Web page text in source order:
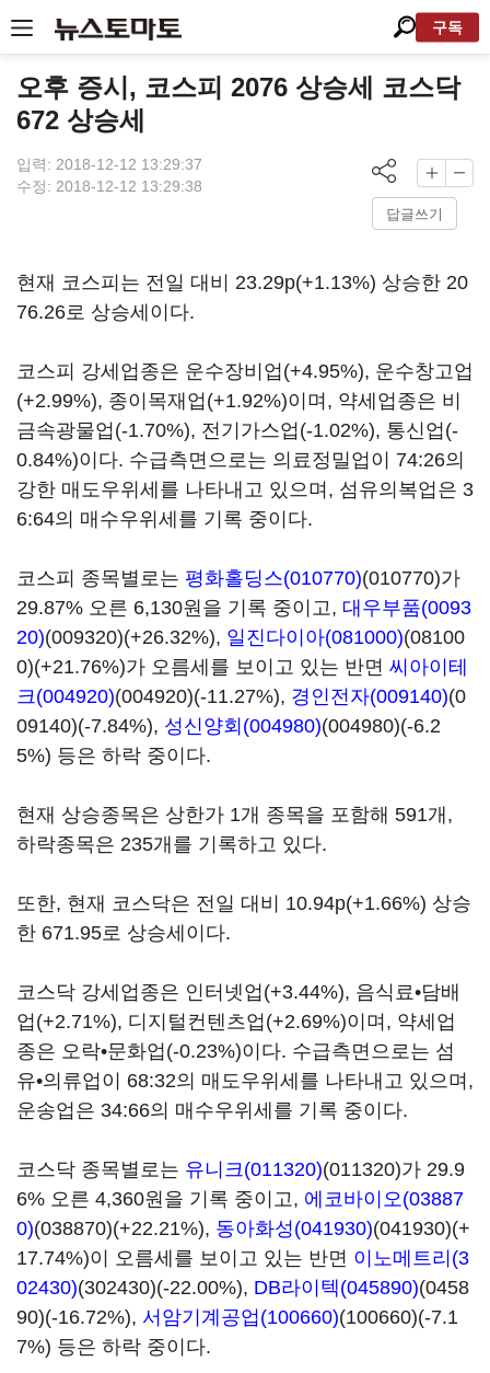
구독
오후 증시, 코스피 2076 상승세 코스닥
672 상승세
입력: 2018-12-12 13:29:37
수정: 2018-12-12 13:29:38
답글쓰기
현재 코스피는 전일 대비 23.29p(+1.13%) 상승한 20
76.26로 상승세이다.
코스피 강세업종은 운수장비업(+4.95%), 운수창고업
(+2.99%), 종이목재업(+1.92%)이며, 약세업종은 비
금속광물업(-1.70%), 전기가스업(-1.02%), 통신업(-
0.84%)이다. 수급측면으로는 의료정밀업이 74:26의
강한 매도우위세를 나타내고 있으며, 섬유의복업은 3
6:64의 매수우위세를 기록 중이다.
코스피 종목별로는 평화홀딩스(010770)(010770)가
29.87% 오른 6,130원을 기록 중이고, 대우부품(0093
20)(009320)(+26.32%), 일진다이아(081000)(08100
0)(+21.76%)가 오름세를 보이고 있는 반면 씨아이테
크(004920)(004920)(-11.27%), 경인전자(009140)(0
09140)(-7.84%), 성신양회(004980)(004980)(-6.2
5%) 등은 하락 중이다.
현재 상승종목은 상한가 1개 종목을 포함해 591개,
하락종목은 235개를 기록하고 있다.
또한, 현재 코스닥은 전일 대비 10.94p(+1.66%) 상승
한 671.95로 상승세이다.
코스닥 강세업종은 인터넷업(+3.44%), 음식료•담배
업(+2.71%), 디지털컨텐츠업(+2.69%)이며, 약세업
종은 오락•문화업(-0.23%)이다. 수급측면으로는 섬
유•의류업이 68:32의 매도우위세를 나타내고 있으며,
운송업은 34:66의 매수우위세를 기록 중이다.
코스닥 종목별로는 유니크(011320)(011320)가 29.9
6% 오른 4,360원을 기록 중이고, 에코바이오(03887
0)(038870)(+22.21%), 동아화성(041930)(041930)(+
17.74%)이 오름세를 보이고 있는 반면 이노메트리(3
02430)(302430)(-22.00%), DB라이텍(045890)(0458
90)(-16.72%), 서암기계공업(100660)(100660)(-7.1
7%) 등은 하락 중이다.